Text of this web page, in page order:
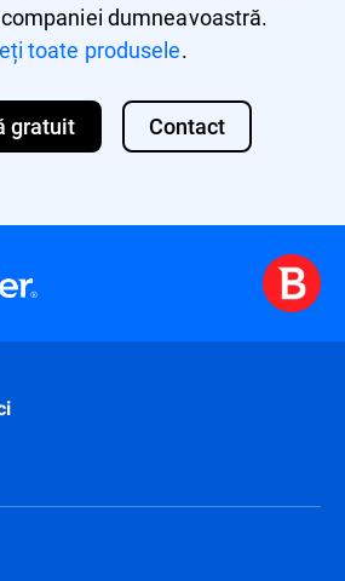
dumneavoastră.
toate produsele.
gratuit Contact